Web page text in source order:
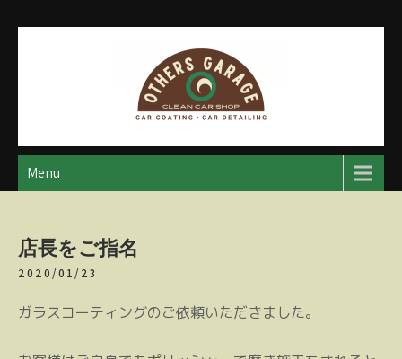
アザースガレージ
【神奈川・厚木・愛川】カーメンテナンス
Menu
店長をご指名
2020/01/23
ガラスコーティングのご依頼いただきました。